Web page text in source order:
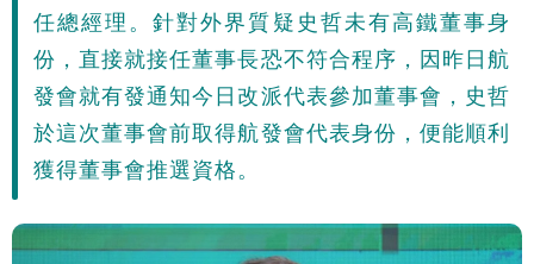
任總經理。針對外界質疑史哲未有高鐵董事身
份，直接就接任董事長恐不符合程序，因昨日航
發會就有發通知今日改派代表參加董事會，史哲
於這次董事會前取得航發會代表身份，便能順利
獲得董事會推選資格。